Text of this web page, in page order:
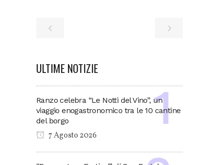
ULTIME NOTIZIE
Ranzo celebra “Le Notti del Vino”, un
viaggio enogastronomico tra le 10 cantine
del borgo
7 Agosto 2026